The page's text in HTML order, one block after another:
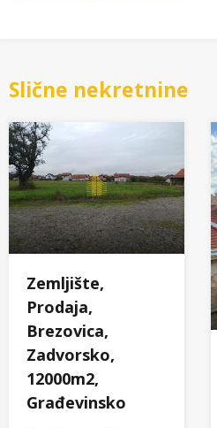
Slične nekretnine
Zemljište,
Prodaja,
Brezovica,
Zadvorsko,
12000m2,
Građevinsko